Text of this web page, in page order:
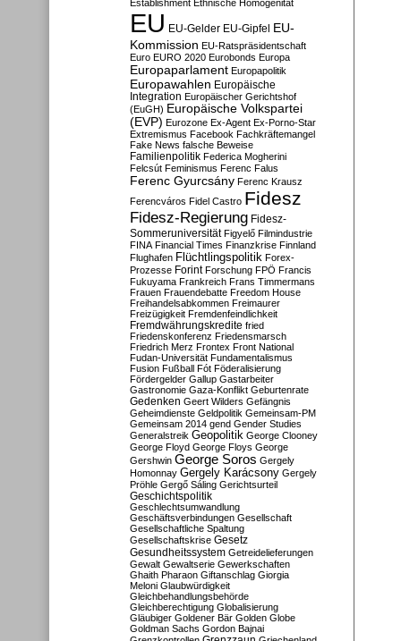
Establishment Ethnische Homogenität
EU EU-Gelder EU-Gipfel EU-
Kommission EU-Ratspräsidentschaft
Euro EURO 2020 Eurobonds Europa
Europaparlament Europapolitik
Europawahlen Europäische
Integration Europäischer Gerichtshof
(EuGH) Europäische Volkspartei
(EVP) Eurozone Ex-Agent Ex-Porno-Star
Extremismus Facebook Fachkräftemangel
Fake News falsche Beweise
Familienpolitik Federica Mogherini
Felcsút Feminismus Ferenc Falus
Ferenc Gyurcsány Ferenc Krausz
Ferencváros Fidel Castro Fidesz
Fidesz-Regierung Fidesz-
Sommeruniversität Figyelő Filmindustrie
FINA Financial Times Finanzkrise Finnland
Flughafen Flüchtlingspolitik Forex-
Prozesse Forint Forschung FPÖ Francis
Fukuyama Frankreich Frans Timmermans
Frauen Frauendebatte Freedom House
Freihandelsabkommen Freimaurer
Freizügigkeit Fremdenfeindlichkeit
Fremdwährungskredite fried
Friedenskonferenz Friedensmarsch
Friedrich Merz Frontex Front National
Fudan-Universität Fundamentalismus
Fusion Fußball Fót Föderalisierung
Fördergelder Gallup Gastarbeiter
Gastronomie Gaza-Konflikt Geburtenrate
Gedenken Geert Wilders Gefängnis
Geheimdienste Geldpolitik Gemeinsam-PM
Gemeinsam 2014 gend Gender Studies
Generalstreik Geopolitik George Clooney
George Floyd George Floys George
Gershwin George Soros Gergely
Homonnay Gergely Karácsony Gergely
Pröhle Gergő Sáling Gerichtsurteil
Geschichtspolitik
Geschlechtsumwandlung
Geschäftsverbindungen Gesellschaft
Gesellschaftliche Spaltung
Gesellschaftskrise Gesetz
Gesundheitssystem Getreidelieferungen
Gewalt Gewaltserie Gewerkschaften
Ghaith Pharaon Giftanschlag Giorgia
Meloni Glaubwürdigkeit
Gleichbehandlungsbehörde
Gleichberechtigung Globalisierung
Gläubiger Goldener Bär Golden Globe
Goldman Sachs Gordon Bajnai